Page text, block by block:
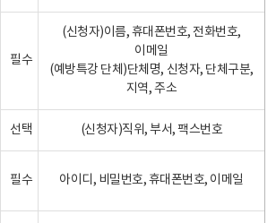
필수
(신청자)이름, 휴대폰번호, 전화번호,
이메일
(예방특강 단체)단체명, 신청자, 단체구분,
지역, 주소
선택 (신청자)직위, 부서, 팩스번호
필수 아이디, 비밀번호, 휴대폰번호, 이메일